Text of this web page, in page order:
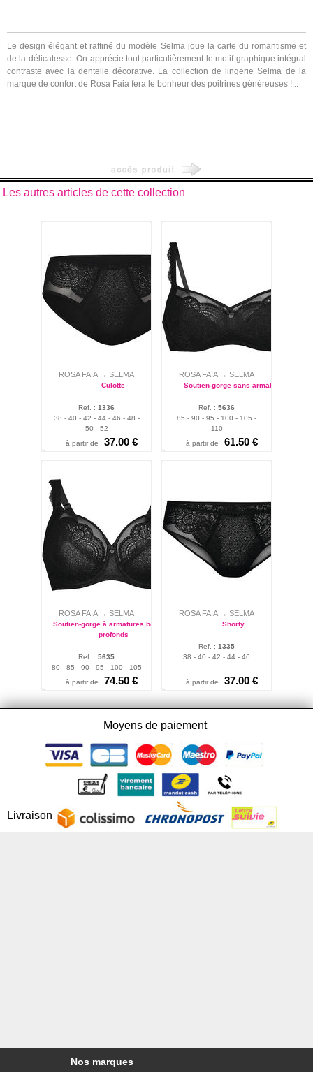
Le design élégant et raffiné du modèle Selma joue la carte du romantisme et
de la délicatesse. On apprécie tout particulièrement le motif graphique intégral
contraste avec la dentelle décorative. La collection de lingerie Selma de la
marque de confort de Rosa Faia fera le bonheur des poitrines généreuses !...
Les autres articles de cette collection
ROSA FAIA → SELMA
Culotte
Ref. : 1336
38 - 40 - 42 - 44 - 46 - 48 -
50 - 52
à partir de
37.00 €
ROSA FAIA → SELMA
Soutien-gorge sans armature
Ref. : 5636
85 - 90 - 95 - 100 - 105 -
110
à partir de
61.50 €
ROSA FAIA → SELMA
Soutien-gorge à armatures bonnets
profonds
Ref. : 5635
80 - 85 - 90 - 95 - 100 - 105
- 110
à partir de 74.50 €
ROSA FAIA → SELMA
Shorty
Ref. : 1335
38 - 40 - 42 - 44 - 46
à partir de 37.00 €
Moyens de paiement
Livraison
Nos marques